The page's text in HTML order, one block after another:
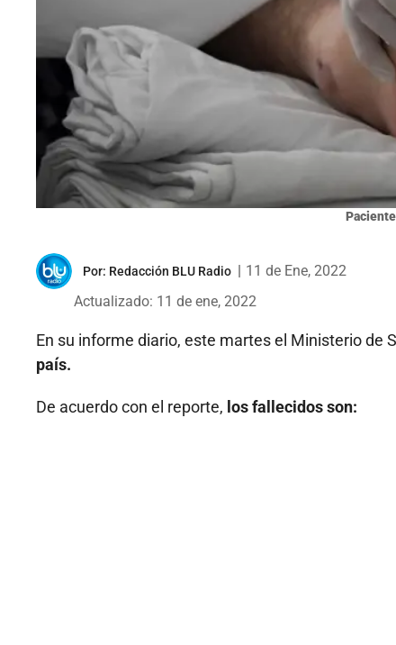
Por: Redacción BLU Radio
11 de Ene, 2022
Actualizado: 11 de ene, 2022
En su informe diario, este martes el Ministerio de
país.
De acuerdo con el reporte, los fallecidos son: